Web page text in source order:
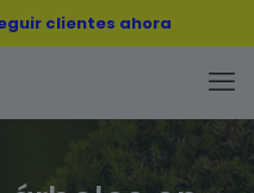
clientes ahora